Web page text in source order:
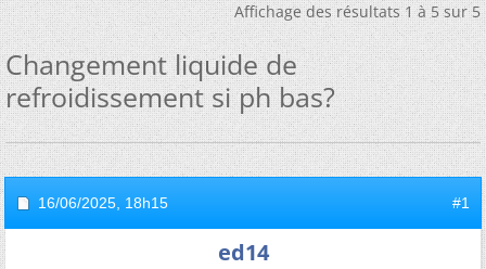
Affichage des résultats 1 à 5 sur 5
Changement liquide de
refroidissement si ph bas?
16/06/2025, 18h15 #1
ed14